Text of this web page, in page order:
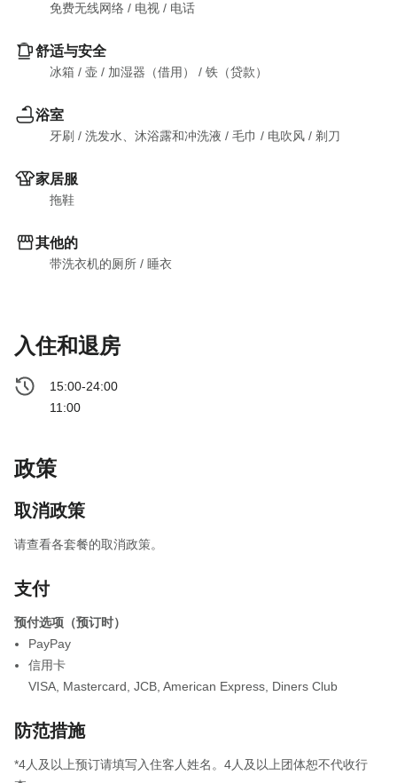
免费无线网络 / 电视 / 电话
舒适与安全
冰箱 / 壶 / 加湿器（借用） / 铁（贷款）
浴室
牙刷 / 洗发水、沐浴露和冲洗液 / 毛巾 / 电吹风 / 剃刀
家居服
拖鞋
其他的
带洗衣机的厕所 / 睡衣
入住和退房
15:00-24:00
11:00
政策
取消政策
请查看各套餐的取消政策。
支付
预付选项（预订时）
PayPay
信用卡
VISA Mastercard JCB American Express Diners Club
防范措施
*4人及以上预订请填写入住客人姓名。4人及以上团体恕不代收行